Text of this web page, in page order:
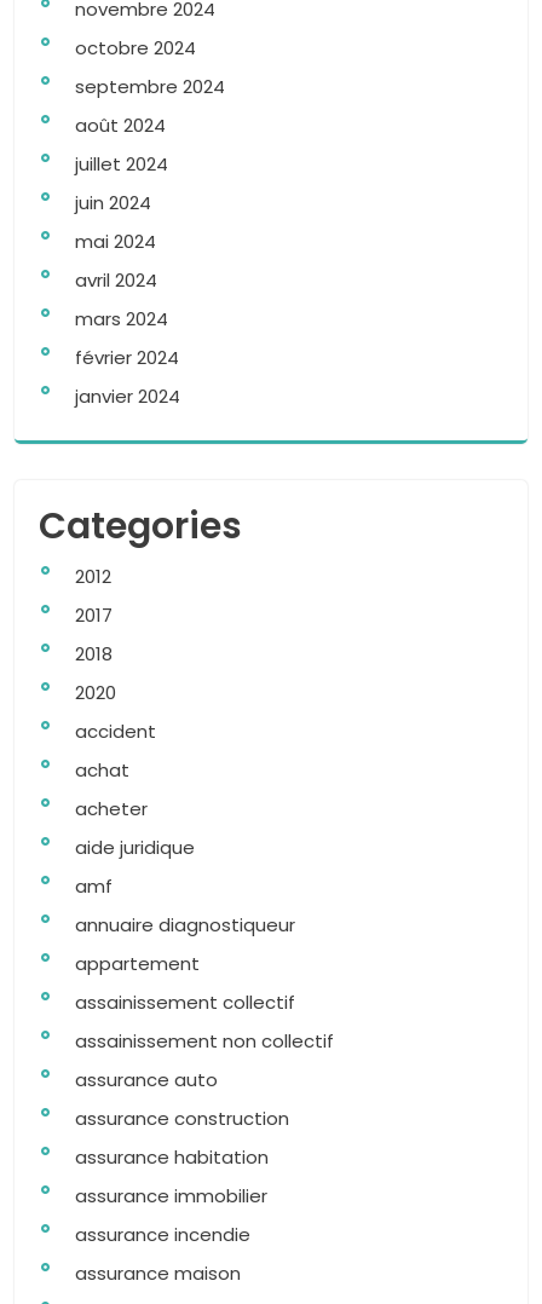
novembre 2024
octobre 2024
septembre 2024
août 2024
juillet 2024
juin 2024
mai 2024
avril 2024
mars 2024
février 2024
janvier 2024
Categories
2012
2017
2018
2020
accident
achat
acheter
aide juridique
amf
annuaire diagnostiqueur
appartement
assainissement collectif
assainissement non collectif
assurance auto
assurance construction
assurance habitation
assurance immobilier
assurance incendie
assurance maison